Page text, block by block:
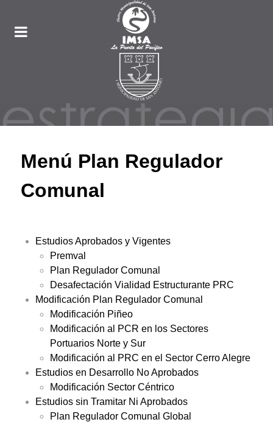
Menú Plan Regulador
Comunal
Estudios Aprobados y Vigentes
Premval
Plan Regulador Comunal
Desafectación Vialidad Estructurante PRC
Modificación Plan Regulador Comunal
Modificación Piñeo
Modificación al PCR en los Sectores
Portuarios Norte y Sur
Modificación al PRC en el Sector Cerro Alegre
Estudios en Desarrollo No Aprobados
Modificación Sector Céntrico
Estudios sin Tramitar Ni Aprobados
Plan Regulador Comunal Global